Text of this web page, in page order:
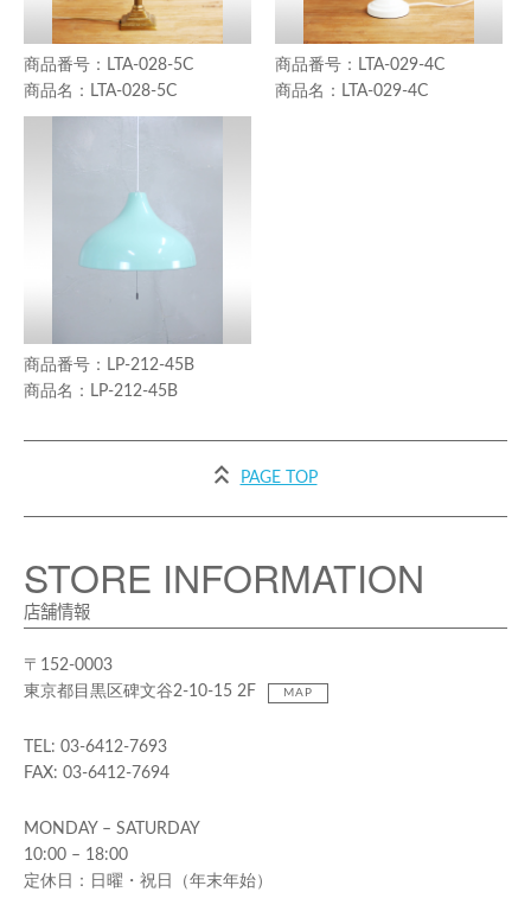
LTA-028-5C
LTA-028-5C
LTA-029-4C
LTA-029-4C
LP-212-45B
LP-212-45B
PAGE TOP
STORE INFORMATION
店舗情報
〒152-0003
東京都目黒区碑文谷2-10-15 2F
MAP
TEL: 03-6412-7693
FAX: 03-6412-7694
MONDAY – SATURDAY
10:00 – 18:00
定休日：日曜・祝日（年末年始）